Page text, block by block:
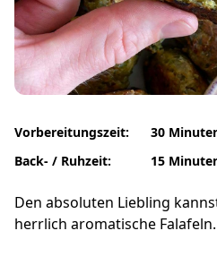
Vorbereitungszeit:
Back- / Ruhzeit:
30
15
Den absoluten Liebling
herrlich aromatische Falafeln.